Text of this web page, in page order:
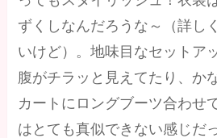
ずくしなんだろうな～（詳し
いけど）。地味目なセットア
腹がチラッと見えてたり、か
カートにロングブーツ合わせ
はとても真似できない感じだ